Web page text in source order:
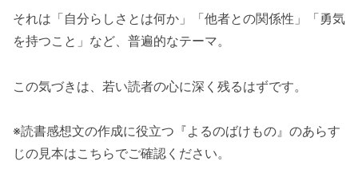
それは「自分らしさとは何か」「他者との関係性」「勇気
を持つこと」など、普遍的なテーマ。
この気づきは、若い読者の心に深く残るはずです。
※読書感想文の作成に役立つ『よるのばけもの』のあらす
じの見本はこちらでご確認ください。